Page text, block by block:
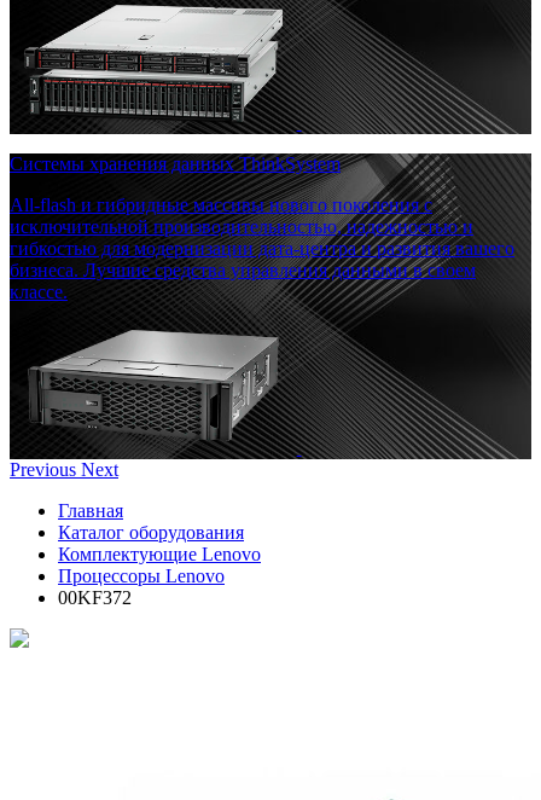
Системы хранения данных ThinkSystem
All-flash и гибридные массивы нового поколения с
исключительной производительностью, надежностью и
гибкостью для модернизации дата-центра и развития вашего
бизнеса. Лучшие средства управления данными в своем
классе.
Previous Next
Главная
Каталог оборудования
Комплектующие Lenovo
Процессоры Lenovo
00KF372